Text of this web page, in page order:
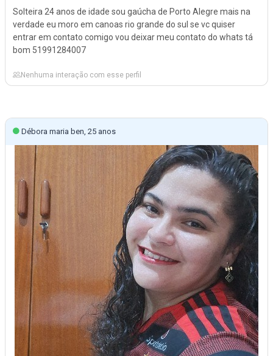
Solteira 24 anos de idade sou gaúcha de Porto Alegre mais na
verdade eu moro em canoas rio grande do sul se vc quiser
entrar em contato comigo vou deixar meu contato do whats tá
bom 51991284007
Nenhuma interação com esse perfil
Débora maria ben, 25 anos